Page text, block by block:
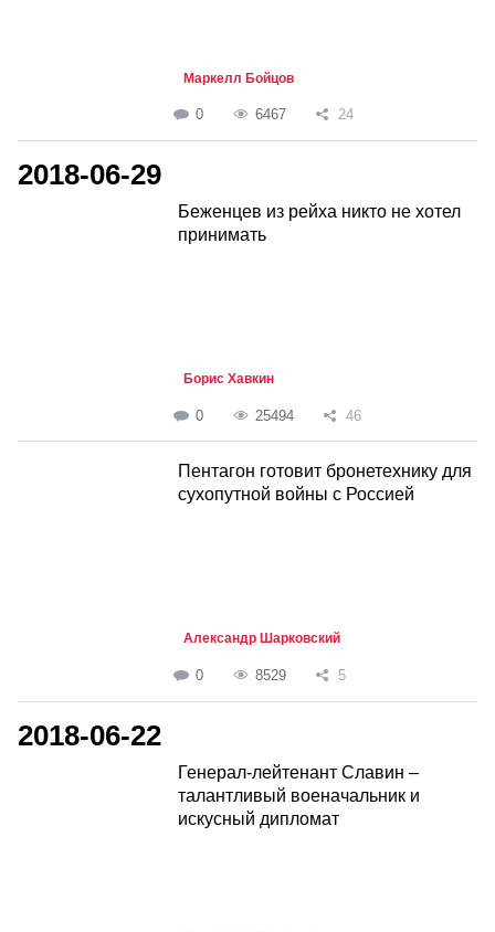
Маркелл Бойцов
0 6467 24
2018-06-29
Беженцев из рейха никто не хотел
принимать
Борис Хавкин
0 25494 46
Пентагон готовит бронетехнику для
сухопутной войны с Россией
Александр Шарковский
0 8529 5
2018-06-22
Генерал-лейтенант Славин –
талантливый военачальник и
искусный дипломат